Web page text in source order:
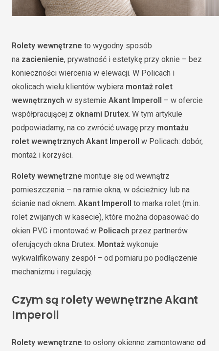
Rolety wewnętrzne to wygodny sposób
na zacienienie, prywatność i estetykę przy oknie – bez
konieczności wiercenia w elewacji. W Policach i
okolicach wielu klientów wybiera montaż rolet
wewnętrznych w systemie Akant Imperoll – w ofercie
współpracującej z oknami Drutex. W tym artykule
podpowiadamy, na co zwrócić uwagę przy montażu
rolet wewnętrznych Akant Imperoll w Policach: dobór,
montaż i korzyści.
Rolety wewnętrzne montuje się od wewnątrz
pomieszczenia – na ramie okna, w ościeżnicy lub na
ścianie nad oknem. Akant Imperoll to marka rolet (m.in.
rolet zwijanych w kasecie), które można dopasować do
okien PVC i montować w Policach przez partnerów
oferujących okna Drutex. Montaż wykonuje
wykwalifikowany zespół – od pomiaru po podłączenie
mechanizmu i regulację.
Czym są rolety wewnętrzne Akant
Imperoll
Rolety wewnętrzne to osłony okienne zamontowane od